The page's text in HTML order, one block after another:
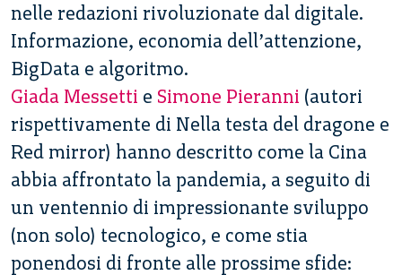
nelle redazioni rivoluzionate dal digitale.
Informazione, economia dell’attenzione,
BigData e algoritmo.
Giada Messetti e Simone Pieranni (autori
rispettivamente di Nella testa del dragone e
Red mirror) hanno descritto come la Cina
abbia affrontato la pandemia, a seguito di
un ventennio di impressionante sviluppo
(non solo) tecnologico, e come stia
ponendosi di fronte alle prossime sfide: